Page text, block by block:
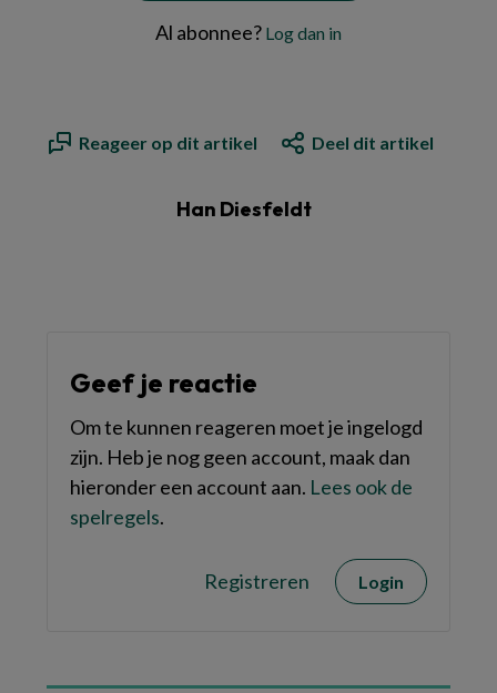
Al abonnee? Log dan in
Reageer op dit artikel Deel dit artikel
Han Diesfeldt
Geef je reactie
Om te kunnen reageren moet je ingelogd
zijn. Heb je nog geen account, maak dan
hieronder een account aan. Lees ook de
spelregels.
Registreren Login